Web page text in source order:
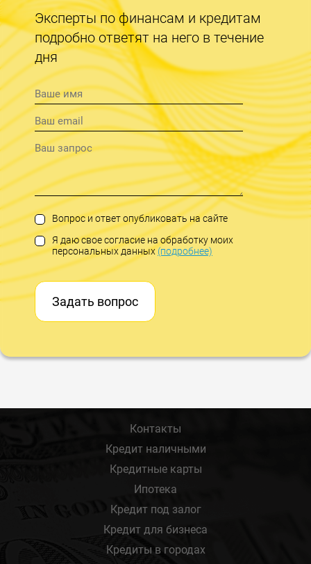
Эксперты по финансам и кредитам
подробно ответят на него в течение
дня
Вопрос и ответ опубликовать на сайте
Я даю свое согласие на обработку моих
персональных данных(подробнее)
Задать вопрос
Контакты
Кредит наличными
Кредитные карты
Ипотека
Кредит под залог
Кредит для бизнеса
Кредиты в городах